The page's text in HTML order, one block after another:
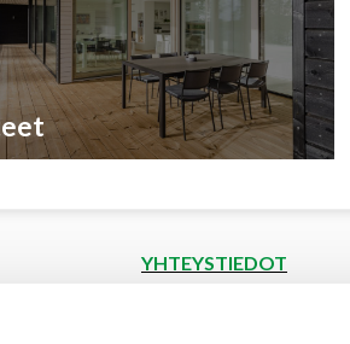
YHTEYSTIEDOT